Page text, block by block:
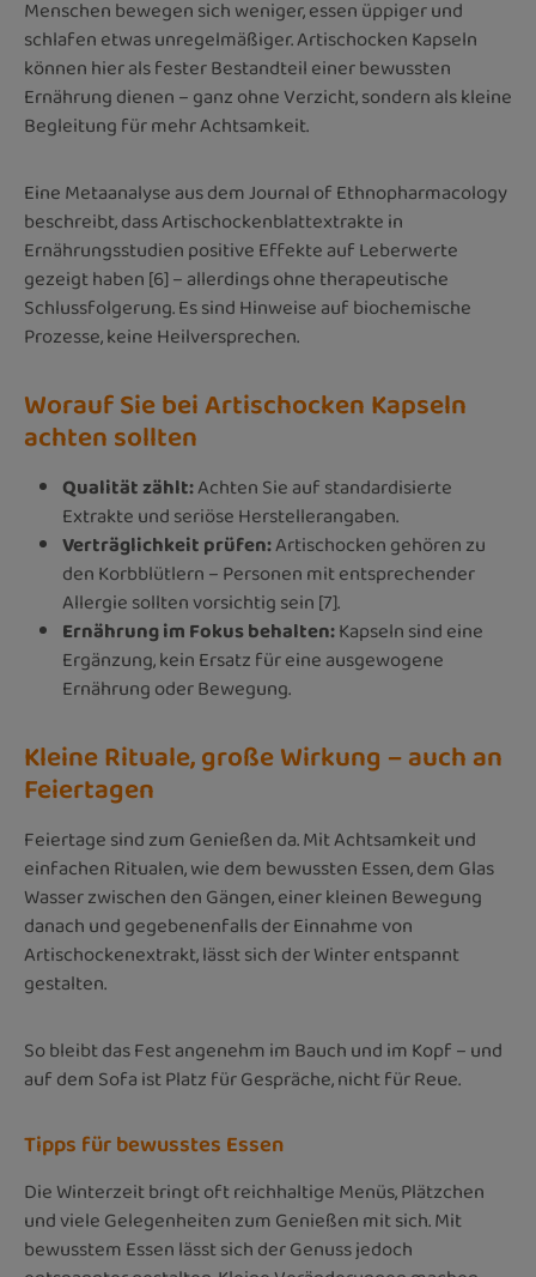
Menschen bewegen sich weniger, essen üppiger und
schlafen etwas unregelmäßiger. Artischocken Kapseln
können hier als fester Bestandteil einer bewussten
Ernährung dienen – ganz ohne Verzicht, sondern als kleine
Begleitung für mehr Achtsamkeit.
Eine Metaanalyse aus dem Journal of Ethnopharmacology
beschreibt, dass Artischockenblattextrakte in
Ernährungsstudien positive Effekte auf Leberwerte
gezeigt haben [6] – allerdings ohne therapeutische
Schlussfolgerung. Es sind Hinweise auf biochemische
Prozesse, keine Heilversprechen.
Worauf Sie bei Artischocken Kapseln
achten sollten
Qualität zählt:Achten Sie auf standardisierte
Extrakte und seriöse Herstellerangaben.
Verträglichkeit prüfen:Artischocken gehören zu
den Korbblütlern – Personen mit entsprechender
Allergie sollten vorsichtig sein [7].
Ernährung im Fokus behalten:Kapseln sind eine
Ergänzung, kein Ersatz für eine ausgewogene
Ernährung oder Bewegung.
Kleine Rituale, große Wirkung – auch an
Feiertagen
Feiertage sind zum Genießen da. Mit Achtsamkeit und
einfachen Ritualen, wie dem bewussten Essen, dem Glas
Wasser zwischen den Gängen, einer kleinen Bewegung
danach und gegebenenfalls der Einnahme von
Artischockenextrakt, lässt sich der Winter entspannt
gestalten.
So bleibt das Fest angenehm im Bauch und im Kopf – und
auf dem Sofa ist Platz für Gespräche, nicht für Reue.
Tipps für bewusstes Essen
Die Winterzeit bringt oft reichhaltige Menüs, Plätzchen
und viele Gelegenheiten zum Genießen mit sich. Mit
bewusstem Essen lässt sich der Genuss jedoch